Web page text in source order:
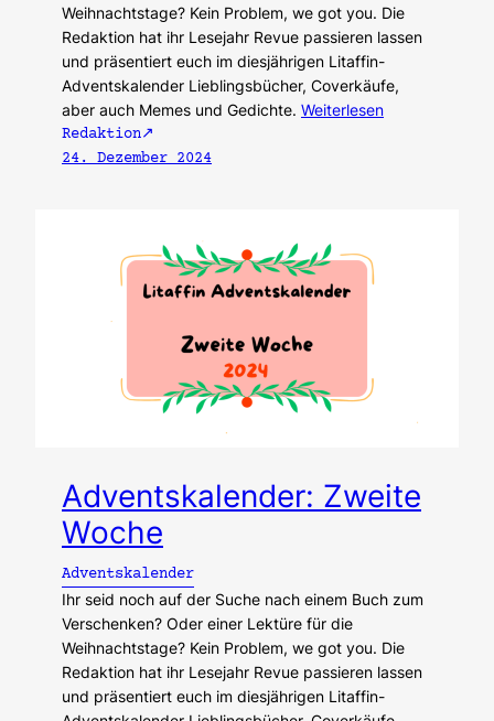
Weihnachtstage? Kein Problem, we got you. Die
Redaktion hat ihr Lesejahr Revue passieren lassen
und präsentiert euch im diesjährigen Litaffin-
Adventskalender Lieblingsbücher, Coverkäufe,
aber auch Memes und Gedichte. Weiterlesen
Redaktion
24. Dezember 2024
Adventskalender: Zweite
Woche
Adventskalender
Ihr seid noch auf der Suche nach einem Buch zum
Verschenken? Oder einer Lektüre für die
Weihnachtstage? Kein Problem, we got you. Die
Redaktion hat ihr Lesejahr Revue passieren lassen
und präsentiert euch im diesjährigen Litaffin-